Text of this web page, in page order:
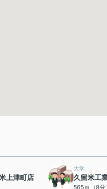
上津町店
大学
久留米工
565ｍ（8分